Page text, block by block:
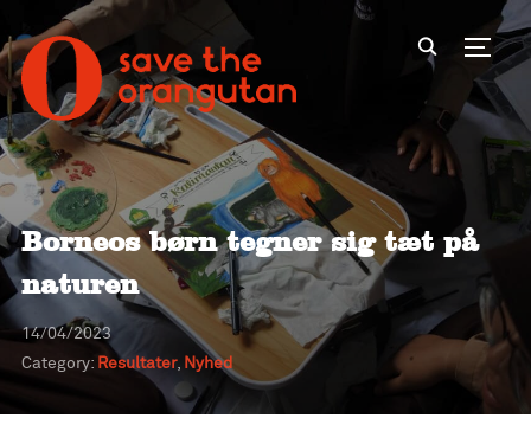
Borneos børn tegner sig tæt på
naturen
14/04/2023
Category: Resultater, Nyhed